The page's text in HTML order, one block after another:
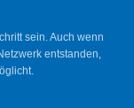
sein. Auch wenn
entstanden,